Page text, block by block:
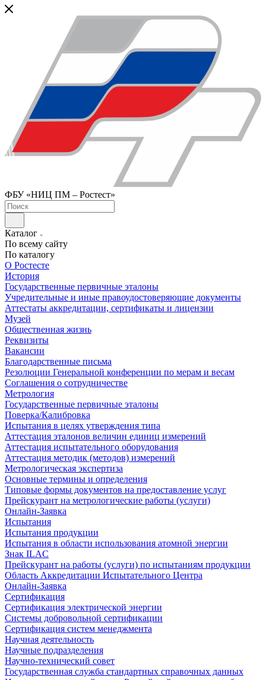
ФБУ «НИЦ ПМ – Ростест»
Каталог
По всему сайту
По каталогу
О Ростесте
История
Государственные первичные эталоны
Учредительные и иные правоудостоверяющие документы
Аттестаты аккредитации, сертификаты и лицензии
Музей
Общественная жизнь
Реквизиты
Вакансии
Благодарственные письма
Резолюции Генеральной конференции по мерам и весам
Соглашения о сотрудничестве
Метрология
Государственные первичные эталоны
Поверка/Калибровка
Испытания в целях утверждения типа
Аттестация эталонов величин единиц измерений
Аттестация испытательного оборудования
Аттестация методик (методов) измерений
Метрологическая экспертиза
Основные термины и определения
Типовые формы документов на предоставление услуг
Прейскурант на метрологические работы (услуги)
Онлайн-Заявка
Испытания
Испытания продукции
Испытания в области использования атомной энергии
Знак ILAC
Прейскурант на работы (услуги) по испытаниям продукции
Область Аккредитации Испытательного Центра
Онлайн-Заявка
Сертификация
Сертификация электрической энергии
Системы добровольной сертификации
Сертификация систем менеджмента
Научная деятельность
Научные подразделения
Научно-технический совет
Государственная служба стандартных справочных данных